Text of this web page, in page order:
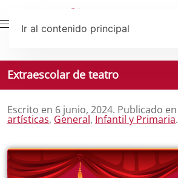
Ir al contenido principal
Extraescolar de teatro
Escrito en 6 junio, 2024. Publicado en
artísticas, General, Infantil y Primaria.